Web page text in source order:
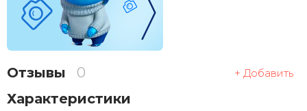
Отзывы 0 + Добавить
Характеристики